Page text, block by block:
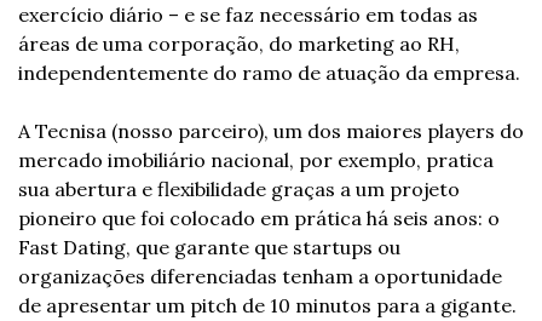
exercício diário – e se faz necessário em todas as
áreas de uma corporação, do marketing ao RH,
independentemente do ramo de atuação da empresa.
A Tecnisa (nosso parceiro), um dos maiores players do
mercado imobiliário nacional, por exemplo, pratica
sua abertura e flexibilidade graças a um projeto
pioneiro que foi colocado em prática há seis anos: o
Fast Dating, que garante que startups ou
organizações diferenciadas tenham a oportunidade
de apresentar um pitch de 10 minutos para a gigante.